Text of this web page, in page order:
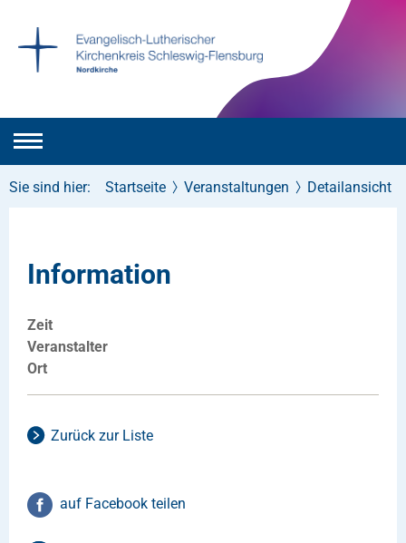
Sie sind hier: Startseite Veranstaltungen Detailansicht
Information
Zeit
Veranstalter
Ort
Zurück zur Liste
auf Facebook teilen